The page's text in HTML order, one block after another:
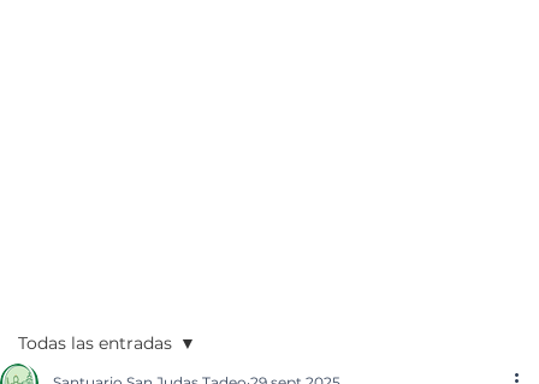
Todas las entradas